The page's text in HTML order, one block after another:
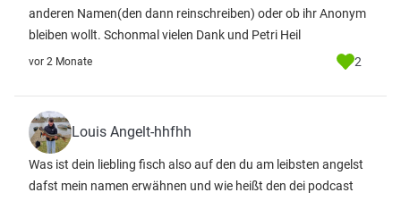
anderen Namen(den dann reinschreiben) oder ob ihr Anonym
bleiben wollt. Schonmal vielen Dank und Petri Heil
vor 2 Monate 2
Louis Angelt-hhfhh
Was ist dein liebling fisch also auf den du am leibsten angelst
dafst mein namen erwähnen und wie heißt den dei podcast